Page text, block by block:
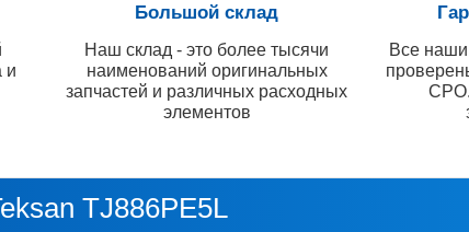
и
Большой склад
Наш склад - это более тысячи
наименований оригинальных
запчастей и различных расходных
элементов
Все
СРО.
TJ886PE5L